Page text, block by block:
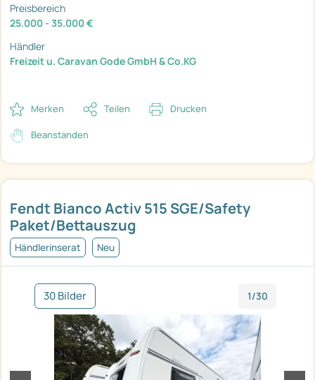
Fendt Bianco Activ 515 SGE/Safety
Paket/Bettauszug
Händlerinserat Neu
30 Bilder 1/30
Preisbereich
25.000 - 35.000 €
Händler
Freizeit u. Caravan Gode GmbH & Co.KG
Merken Teilen Drucken
Beanstanden